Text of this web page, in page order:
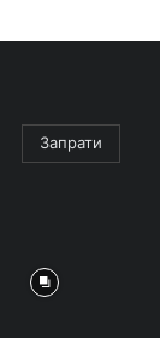
Запрати